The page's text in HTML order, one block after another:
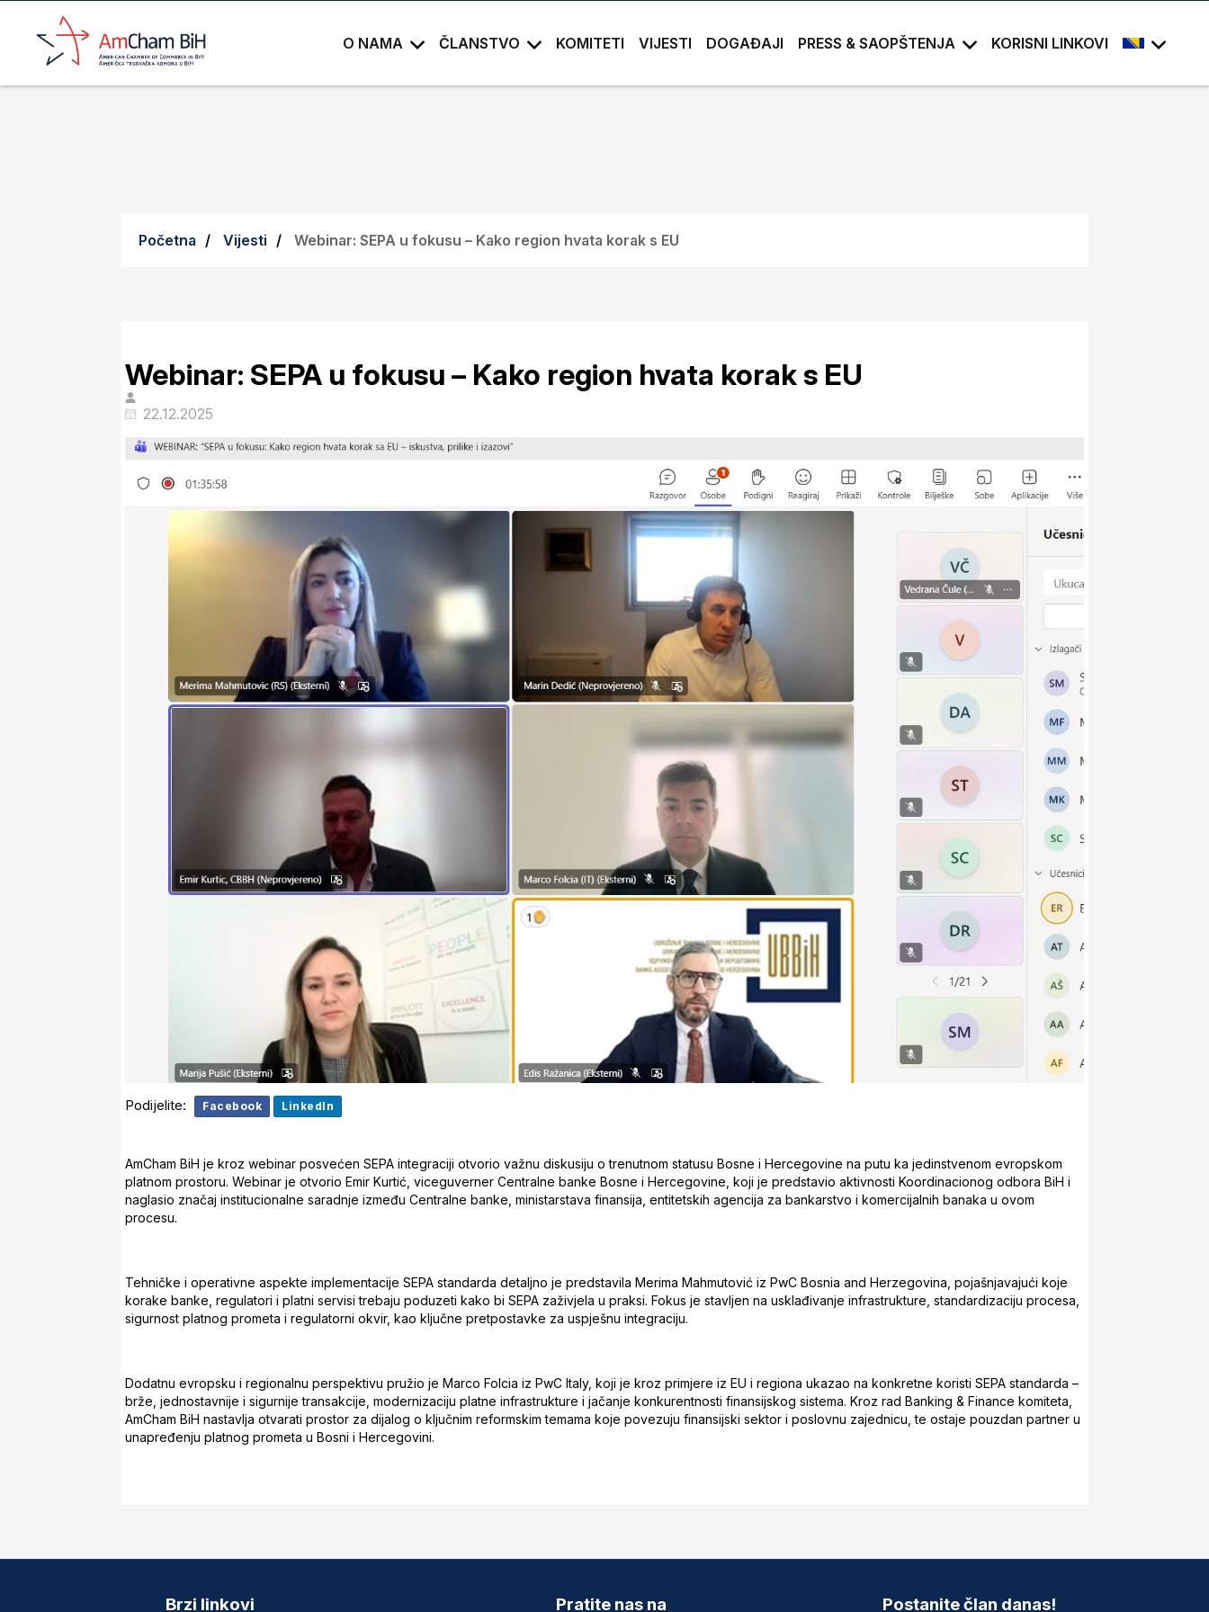
O NAMA ČLANSTVO KOMITETI VIJESTI DOGAĐAJI PRESS & SAOPŠTENJA KORISNI LINKOVI
Početna Vijesti Webinar: SEPA u fokusu – Kako region hvata korak s EU
Webinar: SEPA u fokusu – Kako region hvata korak s EU
22.12.2025
Podijelite: Facebook LinkedIn
AmCham BiH je kroz webinar posvećen SEPA integraciji otvorio važnu diskusiju o trenutnom statusu Bosne i Hercegovine na putu ka jedinstvenom evropskom
platnom prostoru. Webinar je otvorio Emir Kurtić, viceguverner Centralne banke Bosne i Hercegovine, koji je predstavio aktivnosti Koordinacionog odbora BiH i
naglasio značaj institucionalne saradnje između Centralne banke, ministarstava finansija, entitetskih agencija za bankarstvo i komercijalnih banaka u ovom
procesu.
Tehničke i operativne aspekte implementacije SEPA standarda detaljno je predstavila Merima Mahmutović iz PwC Bosnia and Herzegovina, pojašnjavajući koje
korake banke, regulatori i platni servisi trebaju poduzeti kako bi SEPA zaživjela u praksi. Fokus je stavljen na usklađivanje infrastrukture, standardizaciju procesa,
sigurnost platnog prometa i regulatorni okvir, kao ključne pretpostavke za uspješnu integraciju.
Dodatnu evropsku i regionalnu perspektivu pružio je Marco Folcia iz PwC Italy, koji je kroz primjere iz EU i regiona ukazao na konkretne koristi SEPA standarda –
brže, jednostavnije i sigurnije transakcije, modernizaciju platne infrastrukture i jačanje konkurentnosti finansijskog sistema. Kroz rad Banking & Finance komiteta,
AmCham BiH nastavlja otvarati prostor za dijalog o ključnim reformskim temama koje povezuju finansijski sektor i poslovnu zajednicu, te ostaje pouzdan partner u
unapređenju platnog prometa u Bosni i Hercegovini.
Brzi linkovi Pratite nas na Postanite član danas!